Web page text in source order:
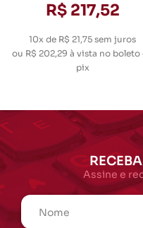
R$ 217,52
10x de R$ 21,75 sem juros
ou R$ 202,29 à vista no boleto
pix
Assine e